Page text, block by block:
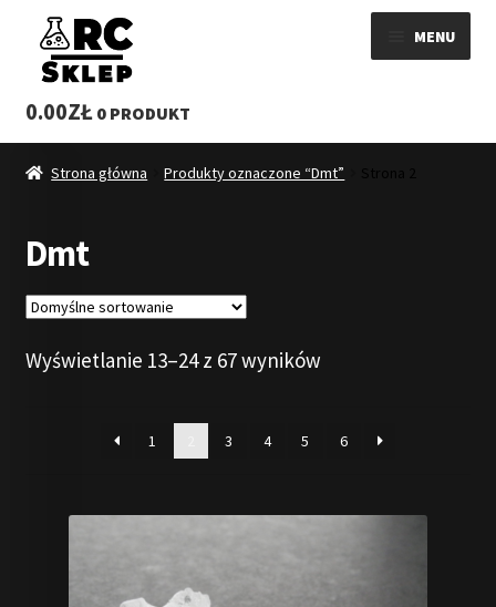
Przejdź
do
nawigacji
Przejdź
do
treści
MENU
SKLEP
REGULAMIN
BLOG 3MMC SKLEP
0.00ZŁ 0 PRODUKT
Strona główna Produkty oznaczone “Dmt”
Dmt
Wyświetlanie 13–24 z 67 wyników
1 3 4 5 6